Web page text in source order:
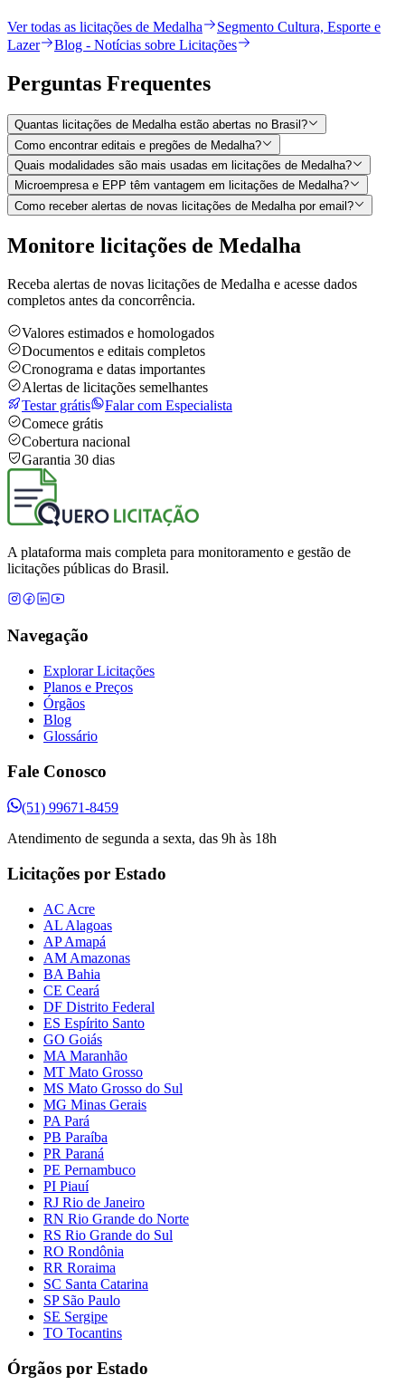
Ver todas as licitações de Medalha
Segmento Cultura, Esporte e
Lazer
Blog - Notícias sobre Licitações
Perguntas Frequentes
Quantas licitações de Medalha estão abertas no Brasil?
Como encontrar editais e pregões de Medalha?
Quais modalidades são mais usadas em licitações de Medalha?
Microempresa e EPP têm vantagem em licitações de Medalha?
Como receber alertas de novas licitações de Medalha por email?
Monitore licitações de Medalha
Receba alertas de novas licitações de Medalha e acesse dados
completos antes da concorrência.
Valores estimados e homologados
Documentos e editais completos
Cronograma e datas importantes
Alertas de licitações semelhantes
Testar grátis
Falar com Especialista
Comece grátis
Cobertura nacional
Garantia 30 dias
A plataforma mais completa para monitoramento e gestão de
licitações públicas do Brasil.
Navegação
Explorar Licitações
Planos e Preços
Órgãos
Blog
Glossário
Fale Conosco
(51) 99671-8459
Atendimento de segunda a sexta, das 9h às 18h
Licitações por Estado
AC Acre
AL Alagoas
AP Amapá
AM Amazonas
BA Bahia
CE Ceará
DF Distrito Federal
ES Espírito Santo
GO Goiás
MA Maranhão
MT Mato Grosso
MS Mato Grosso do Sul
MG Minas Gerais
PA Pará
PB Paraíba
PR Paraná
PE Pernambuco
PI Piauí
RJ Rio de Janeiro
RN Rio Grande do Norte
RS Rio Grande do Sul
RO Rondônia
RR Roraima
SC Santa Catarina
SP São Paulo
SE Sergipe
TO Tocantins
Órgãos por Estado